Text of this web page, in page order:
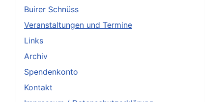
Buirer Schnüss
Veranstaltungen und Termine
Links
Archiv
Spendenkonto
Kontakt